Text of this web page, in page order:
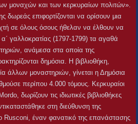
μοναχών και των κερκυραίων πολιτών».
δωρεάς επιφορτίζονται να ορίσουν μια
σε όλους όσους ήθελαν να έλθουν να
α΄ γαλλοκρατίας (1797-1799) τα αγαθά
ανάμεσα στα οποία της
δημόσια. Η βιβλιοθήκη,
άλλων μοναστηριών, γίνεται η Δημόσια
περίπου 4.000 τόμους. Κερκυραίοι
δωρίζουν τις ιδιωτικές βιβλιοθήκες
στη διεύθυνση της
Rusconi, έναν φανατικό της επανάστασης